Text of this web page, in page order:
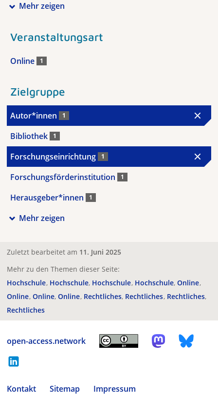
Mehr zeigen
Veranstaltungsart
Online 1
Zielgruppe
Autor*innen 1
Bibliothek 1
Forschungseinrichtung 1
Forschungsförderinstitution 1
Herausgeber*innen 1
Mehr zeigen
Zuletzt bearbeitet am 11. Juni 2025
Mehr zu den Themen dieser Seite:
Hochschule Hochschule Hochschule Hochschule Online
Online Online Online Rechtliches Rechtliches Rechtliches
Rechtliches
open-access.network
Kontakt Sitemap
Impressum